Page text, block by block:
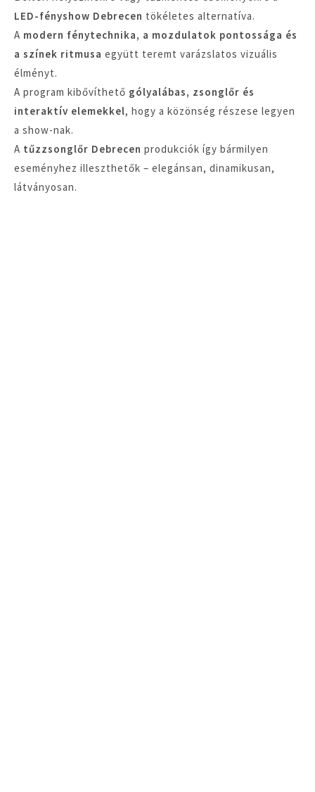
LED-fényshow Debrecen tökéletes alternatíva.
A modern fénytechnika, a mozdulatok pontossága és
a színek ritmusa együtt teremt varázslatos vizuális
élményt.
A program kibővíthető gólyalábas, zsonglőr és
interaktív elemekkel, hogy a közönség részese legyen
a show-nak.
A tűzzsonglőr Debrecen produkciók így bármilyen
eseményhez illeszthetők – elegánsan, dinamikusan,
látványosan.